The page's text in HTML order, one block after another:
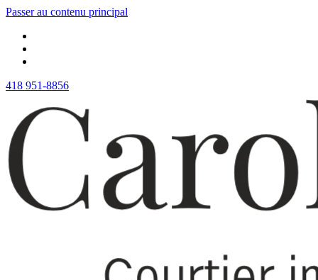
Passer au contenu principal
418 951-8856